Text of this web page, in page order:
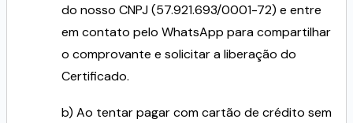
do nosso CNPJ (57.921.693/0001-72) e entre
em contato pelo WhatsApp para compartilhar
o comprovante e solicitar a liberação do
Certificado.
b) Ao tentar pagar com cartão de crédito sem